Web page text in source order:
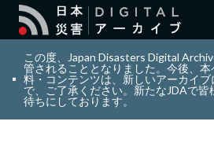
search 検索
layers コレクシ
この度、Japan Disasters Digital
管されることとなりました。今後、
料・コンテンツは、新しいアーカイ
で、ご了承ください。新たなJDAで
待ちにしております。